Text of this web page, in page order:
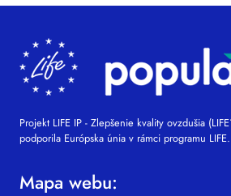
Projekt LIFE IP - Zlepšenie kvality ovzdušia
podporila Európska únia v rámci programu LIFE.
Mapa webu: